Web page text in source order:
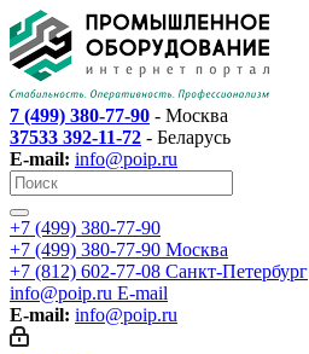
7 (499) 380-77-90 - Москва
37533 392-11-72 - Беларусь
E-mail: info@poip.ru
+7 (499) 380-77-90
+7 (499) 380-77-90 Москва
+7 (812) 602-77-08 Санкт-Петербург
info@poip.ru E-mail
E-mail: info@poip.ru